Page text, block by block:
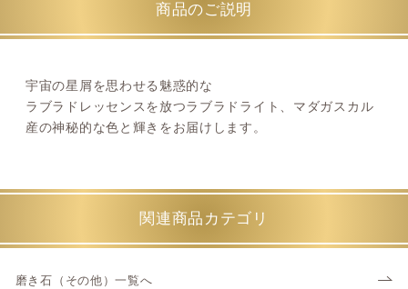
商品のご説明
宇宙の星屑を思わせる魅惑的な
ラブラドレッセンスを放つラブラドライト、マダガスカル
産の神秘的な色と輝きをお届けします。
関連商品カテゴリ
磨き石（その他）一覧へ